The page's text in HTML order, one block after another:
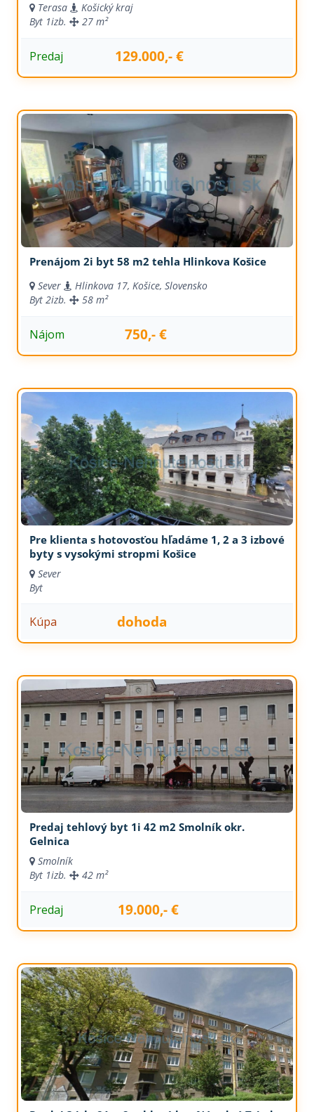
Terasa
Košický kraj
Byt 1izb. 27 m²
Predaj 129.000,- €
Prenájom 2i byt 58 m2 tehla Hlinkova Košice
Sever
Hlinkova 17, Košice, Slovensko
Byt 2izb. 58 m²
Nájom 750,- €
Pre klienta s hotovosťou hľadáme 1, 2 a 3 izbové
byty s vysokými stropmi Košice
Sever
Byt
Kúpa dohoda
Predaj tehlový byt 1i 42 m2 Smolník okr.
Gelnica
Smolník
Byt 1izb. 42 m²
Predaj 19.000,- €